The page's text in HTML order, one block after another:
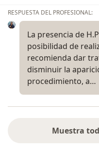
RESPUESTA DEL PROFESIONAL:
La presencia de
posibilidad de
recomienda dar
disminuir la
procedimiento, a…
Muestra